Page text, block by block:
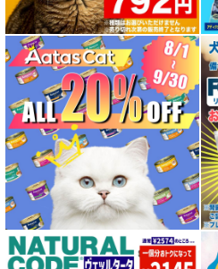
特殊製法のドッグフード
特殊製法のキャットフード
全年齢対応 フード for DOG
パピー用 フード for DOG
成犬用 フード for DOG